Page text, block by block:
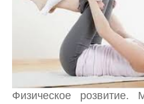
Физическое